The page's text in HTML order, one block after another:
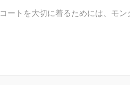
ートを大切に着るためには、モ